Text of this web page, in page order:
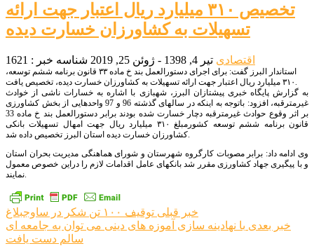
تخصیص ۳۱۰ میلیارد ریال اعتبار جهت ارائه
تسهیلات به کشاورزان خسارت دیده
اقتصادی تیر 4, 1398 - ژوئن 25, 2019 شناسه خبر : 1621
استاندار البرز گفت: برای اجرای دستورالعمل بند خ ماده ۳۳ قانون برنامه ششم توسعه،
۳۱۰ میلیارد ریال اعتبار جهت ارائه تسهیلات به کشاورزان خسارت دیده، تخصیص یافت.
به گزارش پایگاه خبری پیشتازان البرز، شهبازی با اشاره به خسارات ناشی از خوادث
غیرمترقبه، افزود: باتوجه به اینکه در سالهای گذشته 96 و 97 واحدهایی از بخش کشاورزی
بر اثر وقوع حوادث غیرمترقبه دچار خسارت شده بودند برابر دستورالعمل بند خ ماده 33
قانون برنامه ششم توسعه کشورمبلغ ۳۱۰ میلیارد ریال جهت امهال تسهیلات بانکی
کشاورزان خسارت دیده استان البرز تخصیص داده شد.
وی ادامه داد: برابر مصوبات کارگروه شهرستان و شورای هماهنگی مدیریت بحران استان
و با پیگیری جهاد کشاورزی مقرر شد بانکهای عامل اقدامات لازم را دراین خصوص معمول
نمایند.
راهبری
نوشته
خبر قبلی توقیف ۱۰۰ تن شکر در ساوجبلاغ
خبر بعدی با نهادینه سازی آموزه های دینی می توان به جامعه ای
سالم دست یافت